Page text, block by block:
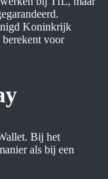
Koninkrijk
voor
Bij het
als bij een